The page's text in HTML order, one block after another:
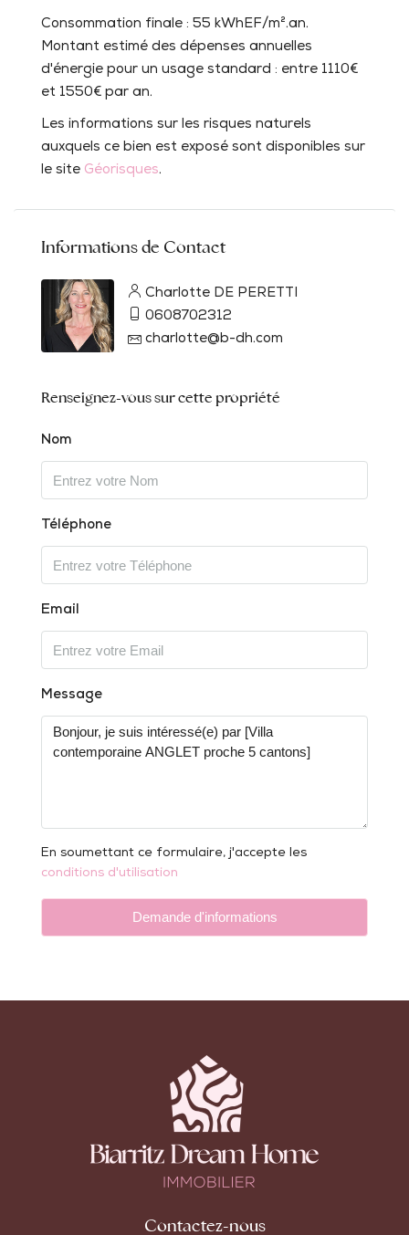
Consommation finale : 55 kWhEF/m².an.
Montant estimé des dépenses annuelles
d'énergie pour un usage standard : entre 1110€
et 1550€ par an.
Les informations sur les risques naturels
auxquels ce bien est exposé sont disponibles sur
le site Géorisques.
Informations de Contact
Charlotte DE PERETTI
0608702312
charlotte@b-dh.com
Renseignez-vous sur cette propriété
Nom
Téléphone
Email
Message
En soumettant ce formulaire, j'accepte les
conditions d'utilisation
Demande d'informations
Contactez-nous